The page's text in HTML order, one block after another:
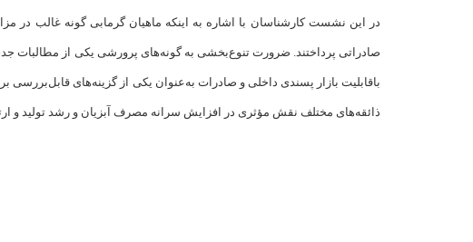
در این نشست کارشناسان با اشاره به اینکه ماهیان گرمابی گونه غالب
صادراتی پرداختند. ضرورت تنوع‌بخشی به گونه‌های پرورشی یکی از مطالبات
باقابلیت بازار پسندی داخلی و صادرات به‌عنوان یکی از گزینه‌های
ذائقه‌های مختلف نقش مؤثری در افزایش سرانه مصرف آبزیان و رشد تولید و